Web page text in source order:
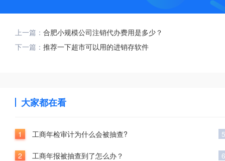
上一篇： 合肥小规模公司注销代办费用是多少？
下一篇： 推荐一下超市可以用的进销存软件
大家都在看
1 工商年检审计为什么会被抽查?
2 工商年报被抽查到了怎么办？
5
6